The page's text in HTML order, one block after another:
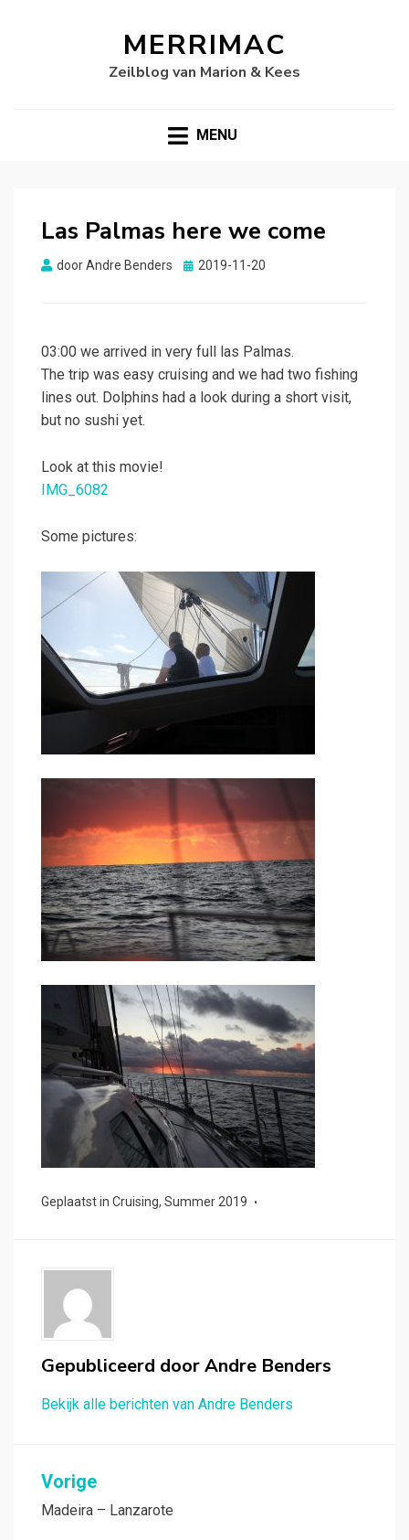
MERRIMAC
Zeilblog van Marion & Kees
MENU
Las Palmas here we come
doorAndre Benders
Gepubliceerd
2019-11-20
03:00 we arrived in very full las Palmas.
The trip was easy cruising and we had two fishing
lines out. Dolphins had a look during a short visit,
but no sushi yet.
Look at this movie!
IMG_6082
Some pictures:
Geplaatst in Cruising, Summer 2019
Gepubliceerd doorAndre Benders
Bekijk alle berichten van Andre Benders
Bericht
navigatie
Vorige
Madeira – Lanzarote